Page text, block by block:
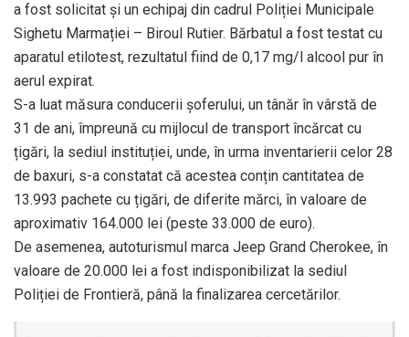
a fost solicitat și un echipaj din cadrul Poliției Municipale
Sighetu Marmației – Biroul Rutier. Bărbatul a fost testat cu
aparatul etilotest, rezultatul fiind de 0,17 mg/l alcool pur în
aerul expirat.
S-a luat măsura conducerii șoferului, un tânăr în vârstă de
31 de ani, împreună cu mijlocul de transport încărcat cu
țigări, la sediul instituției, unde, în urma inventarierii celor 28
de baxuri, s-a constatat că acestea conțin cantitatea de
13.993 pachete cu țigări, de diferite mărci, în valoare de
aproximativ 164.000 lei (peste 33.000 de euro).
De asemenea, autoturismul marca Jeep Grand Cherokee, în
valoare de 20.000 lei a fost indisponibilizat la sediul
Poliției de Frontieră, până la finalizarea cercetărilor.